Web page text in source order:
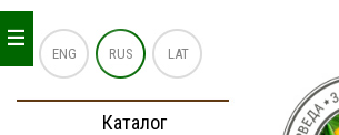
ENG RUS LAT
Каталог
_
_
_